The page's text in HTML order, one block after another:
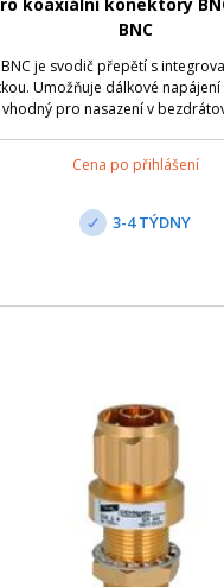
BNC
BNC je svodič přepětí s
Umožňuje dálkové
vhodný pro nasazení v
Cena po přihlášení
3-4 TÝDNY